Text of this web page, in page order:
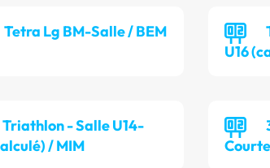
Tetra Lg BM-Salle / BEM
U16
Triathlon - Salle U14-
/ MIM